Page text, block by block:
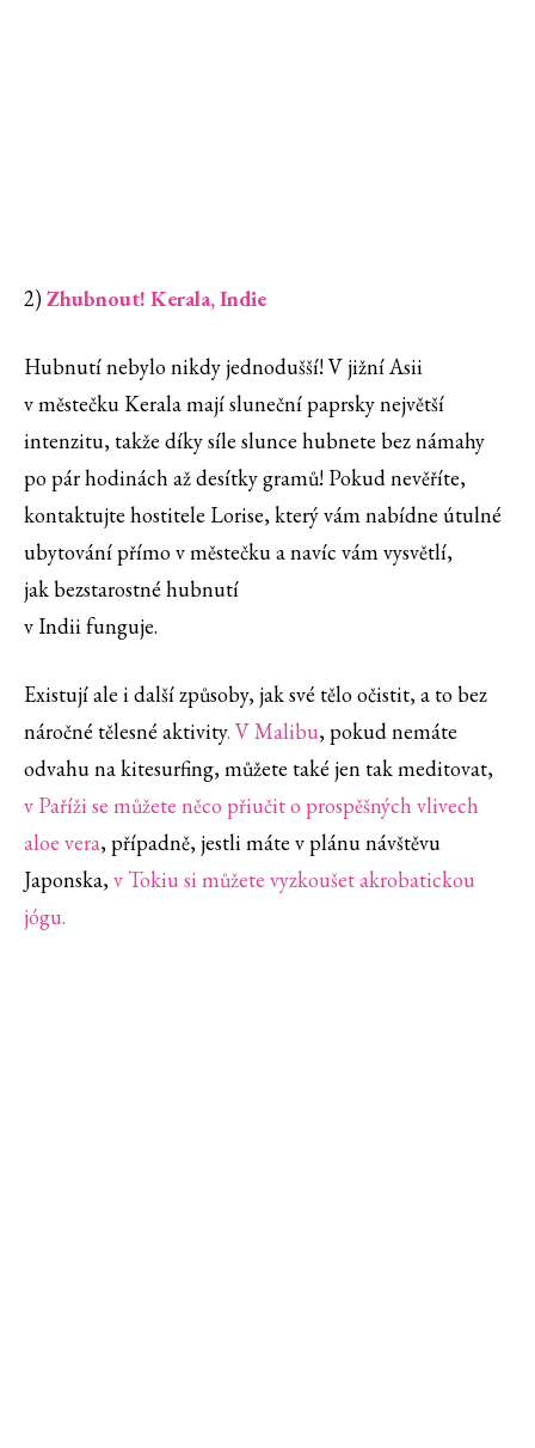
2)Zhubnout! Kerala, Indie
Hubnutí nebylo nikdy jednodušší! V jižní Asii
v městečku Kerala mají sluneční paprsky největší
intenzitu, takže díky síle slunce hubnete bez námahy
po pár hodinách až desítky gramů! Pokud nevěříte,
kontaktujte hostitele Lorise, který vám nabídne útulné
ubytování přímo v městečku a navíc vám vysvětlí,
jak bezstarostné hubnutí
v Indii funguje.
Existují ale i další způsoby, jak své tělo očistit, a to bez
náročné tělesné aktivity. V Malibu, pokud nemáte
odvahu na kitesurfing, můžete také jen tak meditovat,
v Paříži se můžete něco přiučit o prospěšných vlivech
aloe vera, případně, jestli máte v plánu návštěvu
Japonska,v Tokiu si můžete vyzkoušet akrobatickou
jógu.